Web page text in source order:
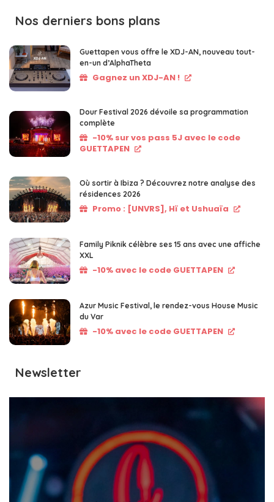
Nos derniers bons plans
Guettapen vous offre le XDJ-AN, nouveau tout-
en-un d’AlphaTheta
Gagnez un XDJ-AN !
Dour Festival 2026 dévoile sa programmation
complète
-10% sur vos pass 5J avec le code
GUETTAPEN
Où sortir à Ibiza ? Découvrez notre analyse des
résidences 2026
Promo : [UNVRS], Hï et Ushuaïa
Family Piknik célèbre ses 15 ans avec une affiche
XXL
-10% avec le code GUETTAPEN
Azur Music Festival, le rendez-vous House Music
du Var
-10% avec le code GUETTAPEN
Newsletter